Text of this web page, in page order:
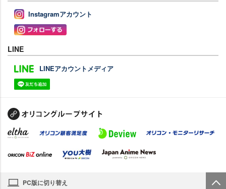
Instagramアカウント
LINE
LINEアカウントメディア
PC版に切り替え